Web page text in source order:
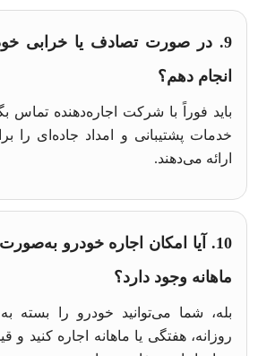
9. در صورت تصادف یا خرابی
انجام دهم؟
باید فوراً با شرکت اجاره‌دهنده تماس
خدمات پشتیبانی و امداد جاده‌ای را
ارائه می‌دهند.
10. آیا امکان اجاره خودرو
ماهانه وجود دارد؟
بله، شما می‌توانید خودرو را بسته
روزانه، هفتگی یا ماهانه اجاره کنید